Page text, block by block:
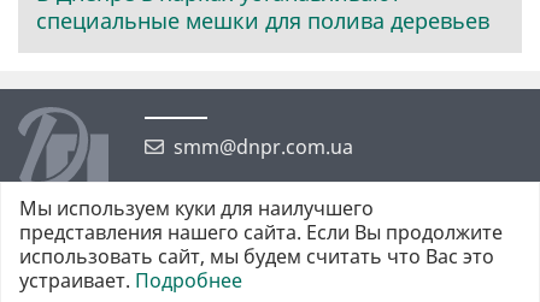
специальные мешки для полива деревьев
smm@dnpr.com.ua
©2026 https://dnpr.com.ua Дніпровська порадниця
Мы используем куки для наилучшего
представления нашего сайта. Если Вы продолжите
использовать сайт, мы будем считать что Вас это
устраивает. Подробнее